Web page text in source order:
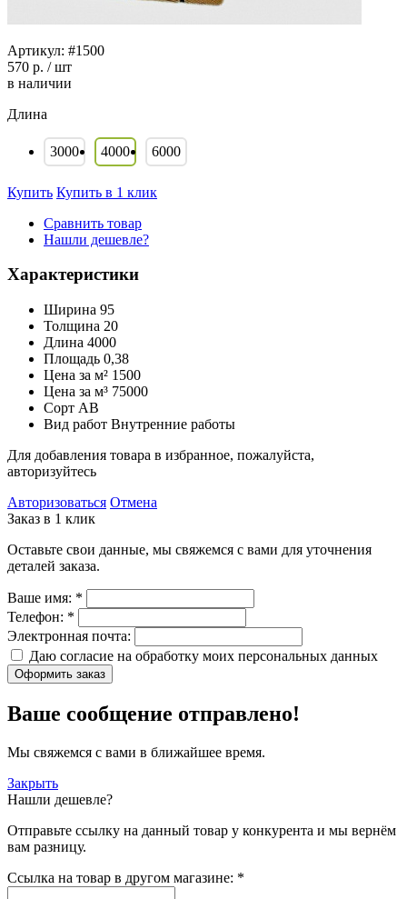
Артикул: #1500
570 р. /шт
в наличии
Длина
3000 4000 6000
Купить Купить в 1 клик
Сравнить товар
Нашли дешевле?
Характеристики
Ширина 95
Толщина 20
Длина 4000
Площадь 0,38
Цена за м² 1500
Цена за м³ 75000
Сорт AB
Вид работ Внутренние работы
Для добавления товара в избранное, пожалуйста,
авторизуйтесь
Авторизоваться Отмена
Заказ в 1 клик
Оставьте свои данные, мы свяжемся с вами для уточнения
деталей заказа.
Ваше имя: *
Телефон: *
Электронная почта:
Даю согласие на обработку моих персональных данных
Оформить заказ
Ваше сообщение отправлено!
Мы свяжемся с вами в ближайшее время.
Закрыть
Нашли дешевле?
Отправьте ссылку на данный товар у конкурента и мы вернём
вам разницу.
Ссылка на товар в другом магазине: *